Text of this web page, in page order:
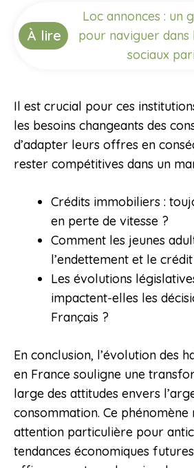
À lire
Loc annonces : un
pour naviguer dans
sociaux
Il est crucial pour ces
les besoins changeants des
d’adapter leurs offres en
rester compétitives dans un
Crédits immobiliers :
en perte de vitesse ?
Comment les jeunes
l’endettement et le
Les évolutions
impactent-elles les
Français ?
En conclusion, l’évolution des
en France souligne une
large des attitudes envers
consommation. Ce phénomène
attention particulière pour
tendances économiques